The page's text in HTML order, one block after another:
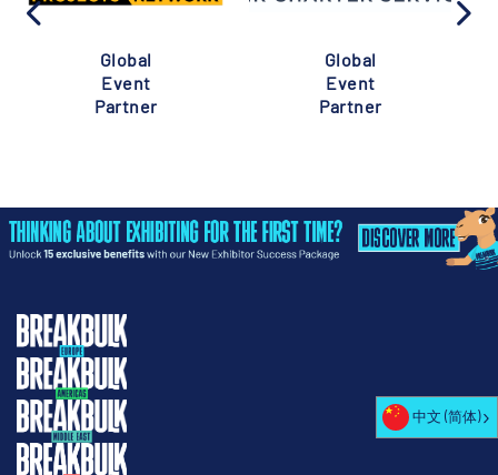
Global
Event
Partner
Global
Event
Partner
中文 (简体)